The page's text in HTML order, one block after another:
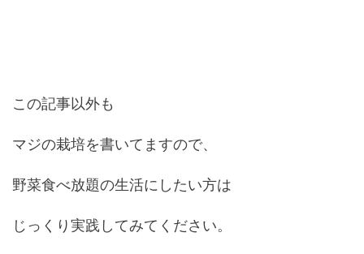
この記事以外も
マジの栽培を書いてますので、
野菜食べ放題の生活にしたい方は
じっくり実践してみてください。